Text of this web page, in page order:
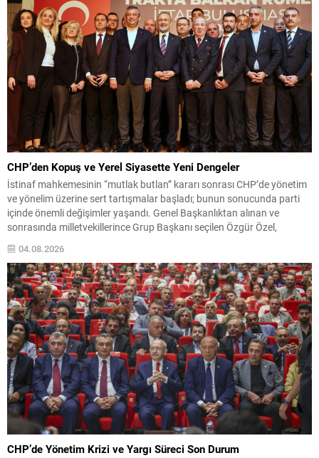
CHP’den Kopuş ve Yerel Siyasette Yeni Dengeler
İstinaf mahkemesinin “mutlak butlan” kararı sonrası CHP’de yönetim
ve yönelim üzerine sert tartışmalar başladı; bunun sonucunda parti
içinde önemli değişimler yaşandı. Genel Başkanlıktan alınan ve
sonrasında milletvekillerince Grup Başkanı seçilen Özgür Özel,
olağanüstü kurultay taleplerinin karşılanmaması üzerine partiden
ayrılarak Yeni Parti’yi kurdu. Bu gelişme, partinin meclisteki
konumunu etkileyerek ana muhalefet...
04.08.2026
CHP’de Yönetim Krizi ve Yargı Süreci Son Durum